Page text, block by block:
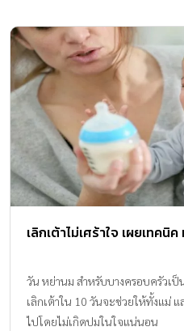
เลิกเต้าไม่เศร้าใจ เผยเทคนิ
วัน หย่านม สำหรับบางครอบครัวเ
เลิกเต้าใน 10 วันจะช่วยให้ทั้งแม่
ไปโดยไม่เกิดปมในใจแน่นอน